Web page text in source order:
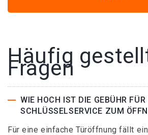
Häufig
Fragen
WIE HOCH IST DIE GEBÜHR FÜR
SCHLÜSSELSERVICE ZUM
Für eine einfache Türöffnung fällt